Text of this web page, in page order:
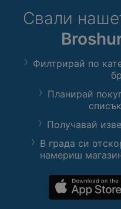
Свали
Филтрирай по
Планирай
Получавай
В града си
намериш